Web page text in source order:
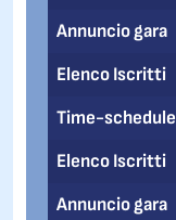
Annuncio gara
Elenco Iscritti
Time-schedule
Elenco Iscritti
Annuncio gara